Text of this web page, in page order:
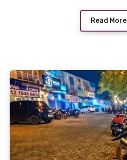
Read More